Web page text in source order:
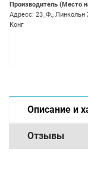
Производитель (Место
Адресс: 23_Ф., Линкольн
Конг
Описание и
Отзывы